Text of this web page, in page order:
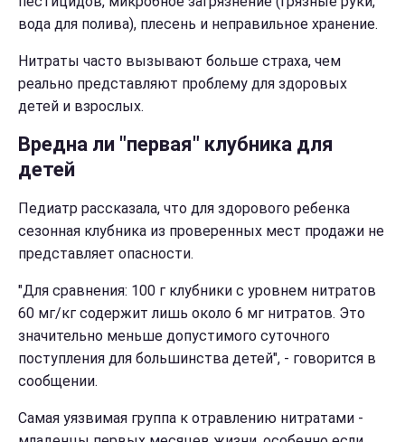
вода для полива), плесень и неправильное хранение.
Нитраты часто вызывают больше страха, чем
реально представляют проблему для здоровых
детей и взрослых.
Вредна ли "первая" клубника для
детей
Педиатр рассказала, что для здорового ребенка
сезонная клубника из проверенных мест продажи не
представляет опасности.
"Для сравнения: 100 г клубники с уровнем нитратов
60 мг/кг содержит лишь около 6 мг нитратов. Это
значительно меньше допустимого суточного
поступления для большинства детей", - говорится в
сообщении.
Самая уязвимая группа к отравлению нитратами -